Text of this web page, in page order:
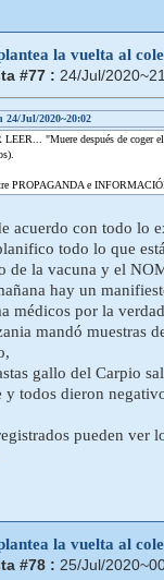
la vuelta al
#77 : 24/Jul/
Jul/2020~20:02
"Muere después de coger
PROPAGANDA e
acuerdo con todo lo
todo lo que
de la vacuna y el
hay un
médicos por la
mandó muestras
gallo del Carpio
y todos dieron
pueden ver
la vuelta al
#78 : 25/Jul/